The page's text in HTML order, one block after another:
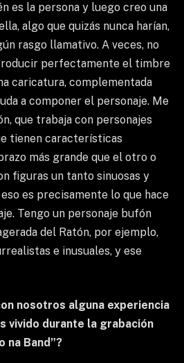
es la persona y luego creo una
algo que quizás nunca harían,
rasgo llamativo. A veces, no
perfectamente el timbre
caricatura, complementada
a componer el personaje. Me
que trabaja con personajes
tienen características
más grande que el otro o
figuras un tanto sinuosas y
es precisamente lo que hace
Tengo un personaje bufón
del Ratón, por ejemplo,
e inusuales, y ese
nosotros alguna experiencia
vivido durante la grabación
na Band”?